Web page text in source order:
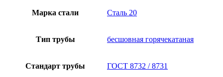
Марка стали Сталь 20
Тип трубы бесшовная горячекатаная
Стандарт трубы ГОСТ 8732 / 8731